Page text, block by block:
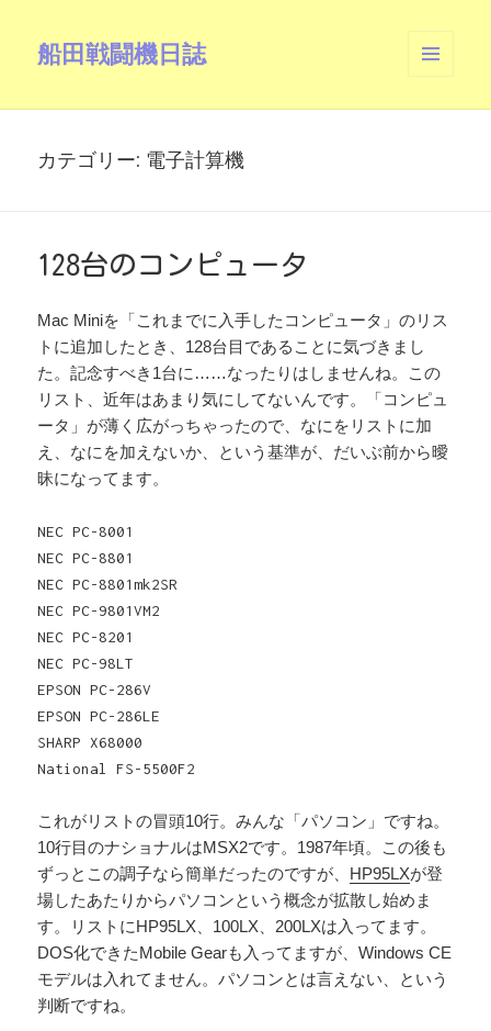
船田戦闘機日誌
ーとウ
カテゴリー: 電子計算機
128台のコンピュータ
Mac Miniを「これまでに入手したコンピュータ」のリス
トに追加したとき、128台目であることに気づきまし
た。記念すべき1台に……なったりはしませんね。この
リスト、近年はあまり気にしてないんです。「コンピュ
ータ」が薄く広がっちゃったので、なにをリストに加
え、なにを加えないか、という基準が、だいぶ前から曖
昧になってます。
NEC PC-8001
NEC PC-8801
NEC PC-8801mk2SR
NEC PC-9801VM2
NEC PC-8201
NEC PC-98LT
EPSON PC-286V
EPSON PC-286LE
SHARP X68000
National FS-5500F2
これがリストの冒頭10行。みんな「パソコン」ですね。
10行目のナショナルはMSX2です。1987年頃。この後も
ずっとこの調子なら簡単だったのですが、 HP95LXが登
場したあたりからパソコンという概念が拡散し始めま
す。リストにHP95LX、100LX、200LXは入ってます。
DOS化できたMobile Gearも入ってますが、Windows CE
モデルは入れてません。パソコンとは言えない、という
判断ですね。